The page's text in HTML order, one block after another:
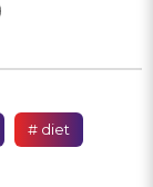
# diet